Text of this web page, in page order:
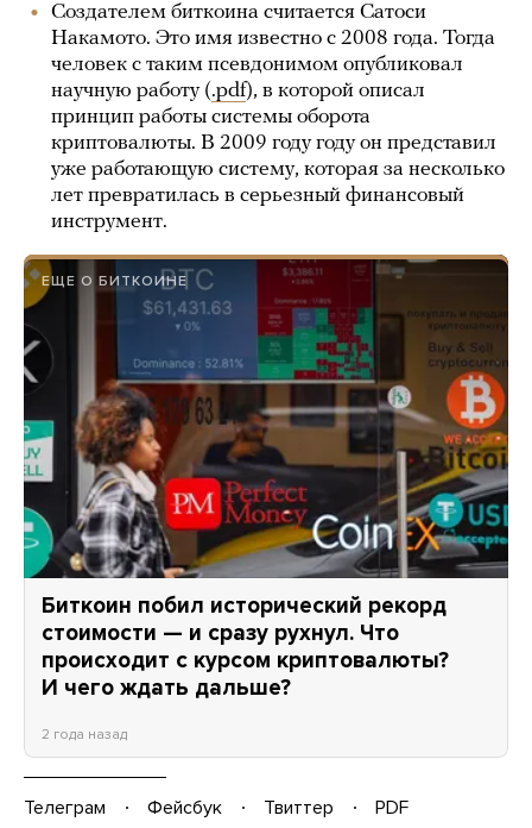
Создателем биткоина считается Сатоси
Накамото. Это имя известно с 2008 года. Тогда
человек с таким псевдонимом опубликовал
научную работу (.pdf), в которой описал
принцип работы системы оборота
криптовалюты. В 2009 году году он представил
уже работающую систему, которая за несколько
лет превратилась в серьезный финансовый
инструмент.
ЕЩЕ О БИТКОИНЕ
Биткоин побил исторический рекорд
стоимости — и сразу рухнул. Что
происходит с курсом криптовалюты?
И чего ждать дальше?
2 года назад
Телеграм Фейсбук Твиттер
PDF